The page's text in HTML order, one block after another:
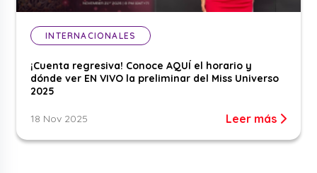
INTERNACIONALES
¡Cuenta regresiva! Conoce AQUÍ el horario y
dónde ver EN VIVO la preliminar del Miss Universo
2025
18 Nov 2025 Leer más